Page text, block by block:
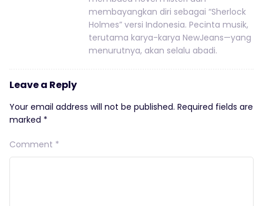
membayangkan diri sebagai “Sherlock
Holmes” versi Indonesia. Pecinta musik,
terutama karya-karya NewJeans—yang
menurutnya, akan selalu abadi.
Leave a Reply
Your email address will not be published. Required fields are
marked *
Comment *